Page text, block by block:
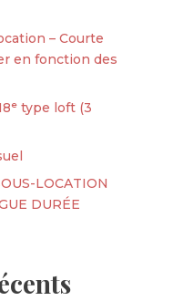
– Courte
en fonction des
type loft (3
LOCATION
DURÉE